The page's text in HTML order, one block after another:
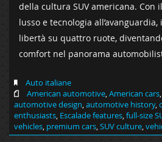
della cultura SUV americana. Con
lusso e tecnologia
libertà su quattro ruote,
comfort nel panorama
Auto italiane
American automotive,American cars,
automotive design,automotive history,
enthusiasts, Escalade features,full-size
vehicles, premium cars,SUV culture,